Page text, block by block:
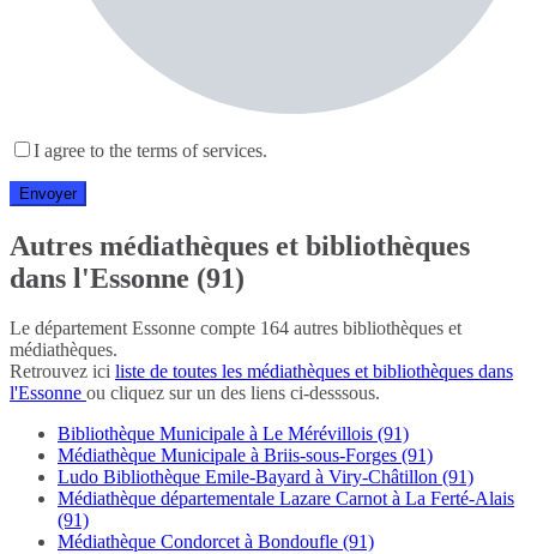
I agree to the terms of services.
Autres médiathèques et bibliothèques
dans l'Essonne (91)
Le département Essonne compte 164 autres bibliothèques et
médiathèques.
Retrouvez ici liste de toutes les médiathèques et bibliothèques dans
l'Essonne ou cliquez sur un des liens ci-desssous.
Bibliothèque Municipale à Le Mérévillois (91)
Médiathèque Municipale à Briis-sous-Forges (91)
Ludo Bibliothèque Emile-Bayard à Viry-Châtillon (91)
Médiathèque départementale Lazare Carnot à La Ferté-Alais
(91)
Médiathèque Condorcet à Bondoufle (91)